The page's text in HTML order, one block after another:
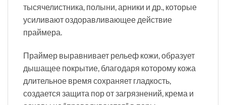
тысячелистника, полыни, арники и др., которые
усиливают оздоравливающее действие
праймера.
Праймер выравнивает рельеф кожи, образует
дышащее покрытие, благодаря которому кожа
длительное время сохраняет гладкость,
создается защита пор от загрязнений, крема и